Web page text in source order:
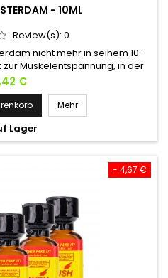
- 10ML
Review(s): 0
nicht mehr in seinem 10-
Muskelentspannung, in der
Raum eignet.Im Bett, abends
das ideale Poppers !Basierend
leichten, aber effektiven
weltweit verkauft.Sich fallen...
€
Mehr
Lager
- 4,67 €